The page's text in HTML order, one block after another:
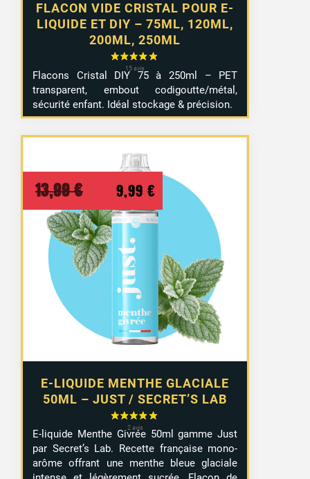
FLACON VIDE CRISTAL POUR E-
LIQUIDE ET DIY – 75ML, 120ML,
200ML, 250ML
Flacons Cristal DIY 75 à 250ml – PET
transparent, embout codigoutte/métal,
sécurité enfant. Idéal stockage & précision.
E-LIQUIDE MENTHE GLACIALE
50ML – JUST / SECRET’S LAB
13,99€
Le
prix
initial
était :
13,99 €.
9,99 €
prix
est :
9,99 €.
E-liquide Menthe Givrée 50ml gamme Just
par Secret’s Lab. Recette française mono-
arôme offrant une menthe bleue glaciale